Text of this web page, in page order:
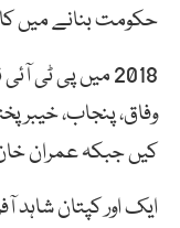
حکومت بنانے میں
2018 میں پی
وفاق، پنجاب،
کیں جبکہ عمران
ایک اور کپتان